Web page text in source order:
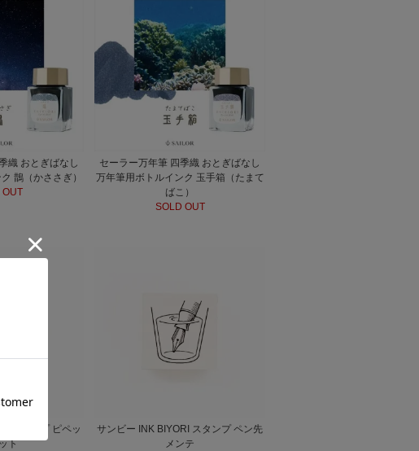
織 おとぎばなし
鵲（かささぎ）
OUT
セーラー万年筆 四季織 おとぎばなし
万年筆用ボトルインク 玉手箱（たまて
ばこ）
SOLD OUT
スタンプ ピペッ
ト
サンビー INK BIYORI スタンプ ペン先
メンテ